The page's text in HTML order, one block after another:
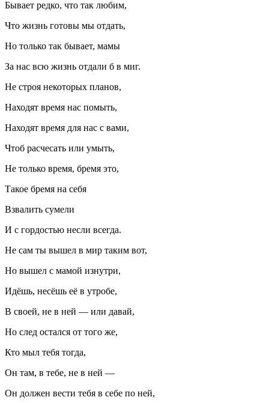
Бывает редко, что так любим,
Что жизнь готовы мы отдать,
Но только так бывает, мамы
За нас всю жизнь отдали б в миг.
Не строя некоторых планов,
Находят время нас помыть,
Находят время для нас с вами,
Чтоб расчесать или умыть,
Не только время, бремя это,
Такое бремя на себя
Взвалить сумели
И с гордостью несли всегда.
Не сам ты вышел в мир таким вот,
Но вышел с мамой изнутри,
Идёшь, несёшь её в утробе,
В своей, не в ней — или давай,
Но след остался от того же,
Кто мыл тебя тогда,
Он там, в тебе, не в ней —
Он должен вести тебя в себе по ней,